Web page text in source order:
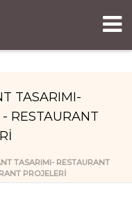
TASARIMI-
RESTAURANT
TASARIMI- RESTAURANT
PROJELERİ